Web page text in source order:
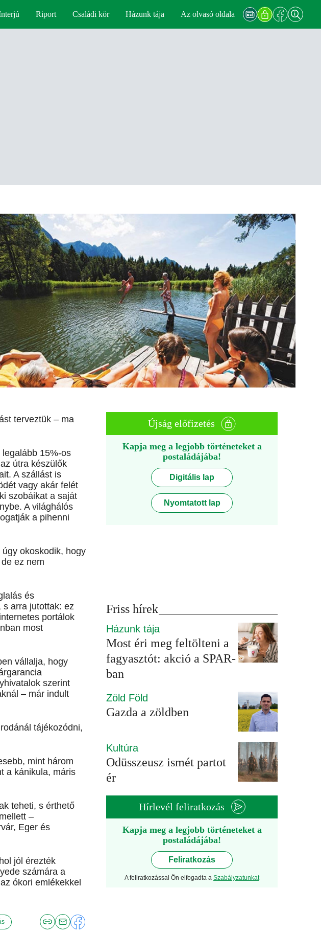
Riport Családi kör Házunk tája Az olvasó oldala
terveztük – ma
15%-os
útra készülők
A szállást is
vagy akár felét
szobáikat a saját
A világhálós
a pihenni
okoskodik, hogy
ez nem
és
s arra jutottak: ez
portálok
most
vállalja, hogy
szerint
– már indult
tájékozódni,
mint három
a kánikula, máris
teheti, s érthető
–
Eger és
jól érezték
számára a
ókori emlékekkel
Újság előfizetés
Kapja meg a legjobb történeteket a
postaládájába!
Digitális lap
Nyomtatott lap
Friss hírek
Házunk tája
Most éri meg feltölteni a
fagyasztót: akció a SPAR-
ban
Zöld Föld
Gazda a zöldben
Kultúra
Odüsszeusz ismét partot
ér
Hírlevél feliratkozás
Kapja meg a legjobb történeteket a
postaládájába!
Feliratkozás
A feliratkozással Ön elfogadta a Szabályzatunkat